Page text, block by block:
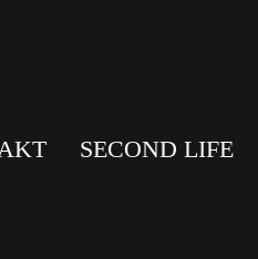
SECOND LIFE